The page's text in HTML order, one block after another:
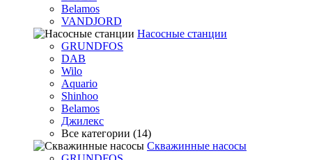
Belamos
VANDJORD
Насосные станции
GRUNDFOS
DAB
Wilo
Aquario
Shinhoo
Belamos
Джилекс
Все категории (14)
Скважинные насосы